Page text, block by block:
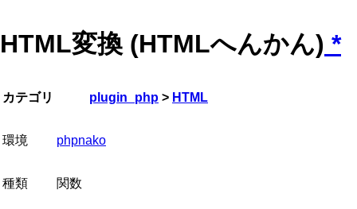
HTML変換 (HTMLへんかん) *
カテゴリ plugin_php > HTML
環境 phpnako
種類 関数